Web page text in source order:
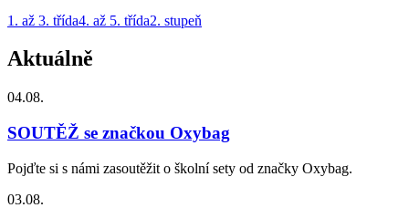
1. až 3. třída4. až 5. třída2. stupeň
Aktuálně
04.08.
SOUTĚŽ se značkou Oxybag
Pojďte si s námi zasoutěžit o školní sety od značky Oxybag.
03.08.